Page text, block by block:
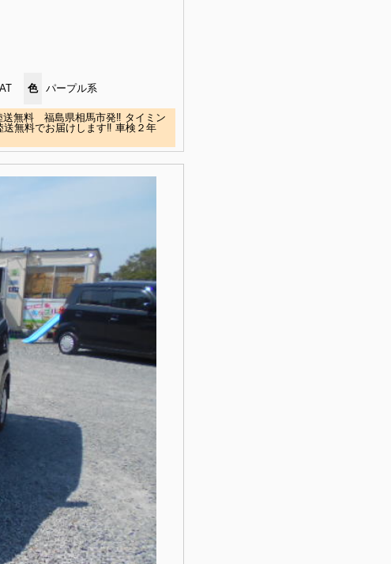
AT 色 パープル系
料 福島県相馬市発‼ タイミン
無料でお届けします‼ 車検２年